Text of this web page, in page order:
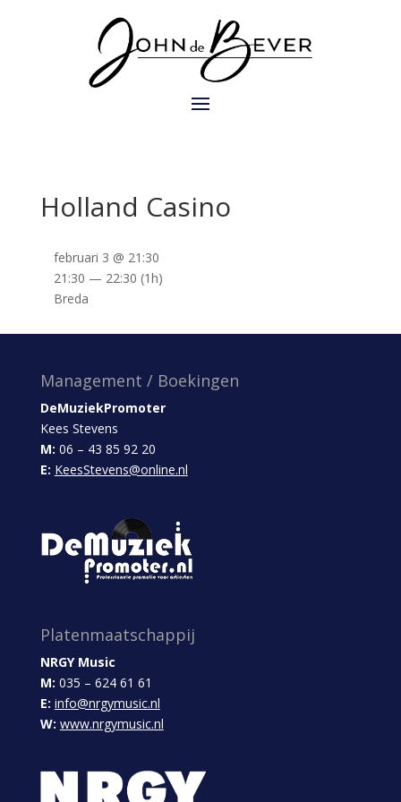
Holland Casino
februari 3 @ 21:30
21:30 — 22:30 (1h)
Breda
Management / Boekingen
DeMuziekPromoter
Kees Stevens
M: 06 – 43 85 92 20
E: KeesStevens@online.nl
Platenmaatschappij
NRGY Music
M: 035 – 624 61 61
E: info@nrgymusic.nl
W: www.nrgymusic.nl